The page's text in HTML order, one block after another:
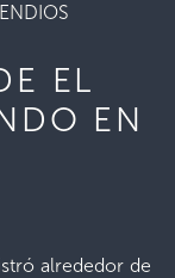
EL
EN
alrededor de